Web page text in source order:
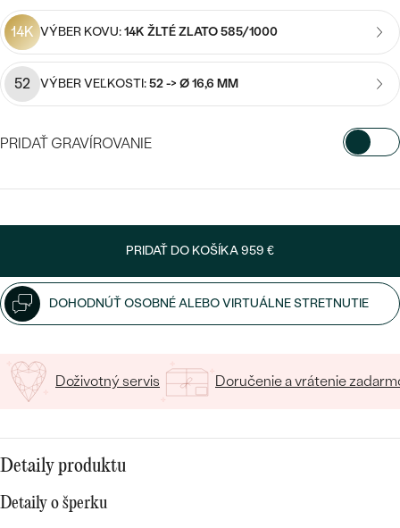
Najpredávanejšie
svadobné
obrúčky
MOISSANIT
FAREBNÝ DIAMANT
ČIERNY DIAMANT
SALT AND PEPPER DIAMANT
DRAHOKAM
PODĽA MATERIÁLU
ZLATO
PLATINA
STRIEBRO
PLATINOVÉ
PODĽA DRAHOKAMU
S DIAMANTMI
S LAB GROWN DIAMANTMI
PODĽA ŠTÝLU
PERSONALIZOVANÉ
SYMBOLICKÉ
MINIMALISTICKÉ
PODĽA CENY
CENOVO DOSTUPNÉ
S DRAHOKAMAMI
S PERLAMI
PODĽA CENY
LUXUSNÉ
S PERLAMI
PODĽA CENY
CENOVO DOSTUPNÉ
LUXUSNÉ
14K VÝBER KOVU:14K ŽLTÉ ZLATO 585/1000
52 VÝBER VEĽKOSTI:52 -> Ø 16,6 MM
PRIDAŤ GRAVÍROVANIE
PRIDAŤ DO KOŠÍKA959 €
DOHODNÚŤ OSOBNÉ ALEBO VIRTUÁLNE STRETNUTIE
Doživotný servis Doručenie a vrátenie
Detaily produktu
Detaily o šperku